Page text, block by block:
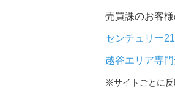
売買課のお客
センチュリー
越谷エリア専
※サイトごとに反